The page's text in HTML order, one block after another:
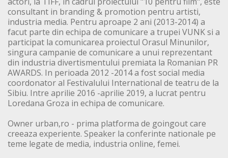
consultant in branding & promotion pentru artisti,
industria media. Pentru aproape 2 ani (2013-2014) a
facut parte din echipa de comunicare a trupei VUNK si a
participat la comunicarea proiectul Orasul Minunilor,
singura campanie de comunicare a unui reprezentant
din industria divertismentului premiata la Romanian PR
AWARDS. In perioada 2012 -2014 a fost social media
coordonator al Festivalului International de teatru de la
Sibiu. Intre aprilie 2016 -aprilie 2019, a lucrat pentru
Loredana Groza in echipa de comunicare.
Owner urban,ro - prima platforma de goingout care
creeaza experiente. Speaker la conferinte nationale pe
teme legate de media, industria online, femei.